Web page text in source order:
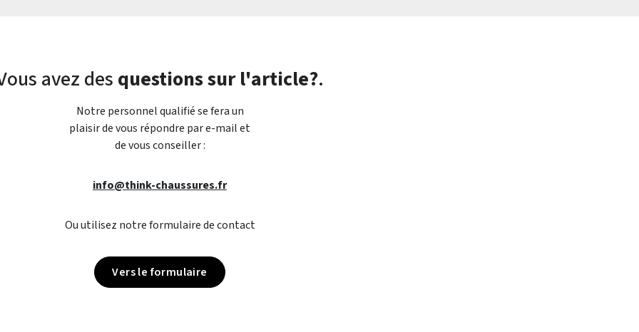
avez des questions sur l'article?.
Notre personnel qualifié se fera un
plaisir de vous répondre par e-mail et
de vous conseiller :
info@think-chaussures.fr
Ou utilisez notre formulaire de contact
Vers le formulaire